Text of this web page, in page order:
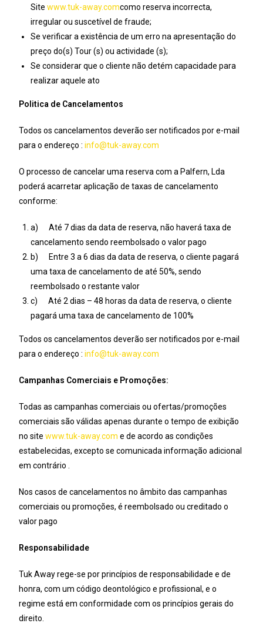
Sitewww.tuk-away.comcomo reserva incorrecta,
irregular ou suscetível de fraude;
Se verificar a existência de um erro na apresentação do
preço do(s) Tour (s) ou actividade (s);
Se considerar que o cliente não detém capacidade para
realizar aquele ato
Politica de Cancelamentos
Todos os cancelamentos deverão ser notificados por e-mail
para o endereço :info@tuk-away.com
O processo de cancelar uma reserva com a Palfern, Lda
poderá acarretar aplicação de taxas de cancelamento
conforme:
a) Até 7 dias da data de reserva, não haverá taxa de
cancelamento sendo reembolsado o valor pago
b) Entre 3 a 6 dias da data de reserva, o cliente pagará
uma taxa de cancelamento de até 50%, sendo
reembolsado o restante valor
c) Até 2 dias – 48 horas da data de reserva, o cliente
pagará uma taxa de cancelamento de 100%
Todos os cancelamentos deverão ser notificados por e-mail
para o endereço :info@tuk-away.com
Campanhas Comerciais e Promoções:
Todas as campanhas comerciais ou ofertas/promoções
comerciais são válidas apenas durante o tempo de exibição
no sitewww.tuk-away.com e de acordo as condições
estabelecidas, excepto se comunicada informação adicional
em contrário .
Nos casos de cancelamentos no âmbito das campanhas
comerciais ou promoções, é reembolsado ou creditado o
valor pago
Responsabilidade
Tuk Away rege-se por princípios de responsabilidade e de
honra, com um código deontológico e profissional, e o
regime está em conformidade com os princípios gerais do
direito.